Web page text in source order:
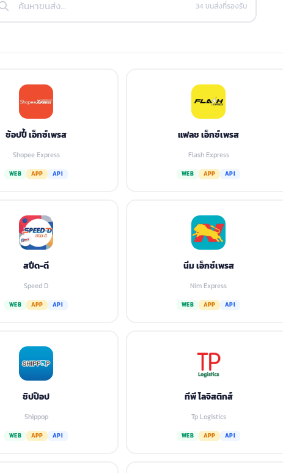
34 ขนส่งที่รองรับ
ช้อปปี้ เอ็กซ์เพรส
Shopee Express
WEB APP API
แฟลช เอ็กซ์เพรส
Flash Express
WEB APP API
สปีด-ดี
Speed D
WEB APP API
นิ่ม เอ็กซ์เพรส
Nim Express
WEB APP API
ชิปป๊อป
Shippop
WEB APP API
ทีพี โลจิสติกส์
Tp Logistics
WEB APP API